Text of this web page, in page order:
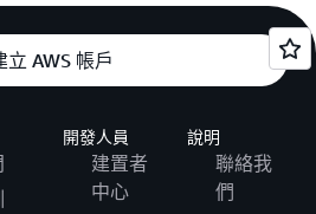
立 AWS 帳戶
開發人員
建置者
中心
說明
聯絡我
們